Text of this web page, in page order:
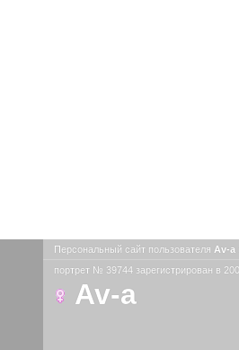
Персональный сайт пользователя Av-a
портрет № 39744 зарегистрирован в
Av-a